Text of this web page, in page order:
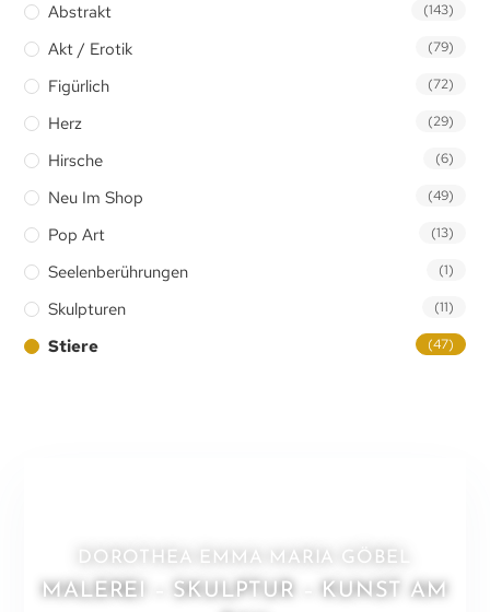
Abstrakt (143)
Akt / Erotik (79)
Figürlich (72)
Herz (29)
Hirsche (6)
Neu Im Shop (49)
Pop Art (13)
Seelenberührungen (1)
Skulpturen (11)
Stiere (47)
DOROTHEA EMMA MARIA GÖBEL
MALEREI – SKULPTUR – KUNST AM